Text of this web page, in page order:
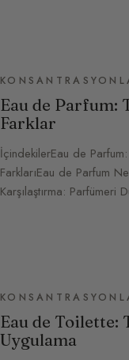
Eau de Parfum:
Farklar
İçindekilerEau de
FarklarıEau de Parfum
Karşılaştırma: Parfümeri
Eau de Toilette:
Uygulama